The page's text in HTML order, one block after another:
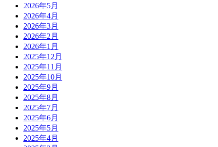
2026年5月
2026年4月
2026年3月
2026年2月
2026年1月
2025年12月
2025年11月
2025年10月
2025年9月
2025年8月
2025年7月
2025年6月
2025年5月
2025年4月